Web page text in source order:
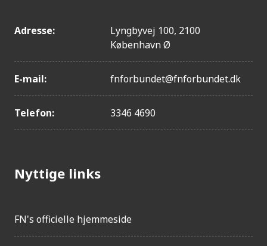
Adresse:
Lyngbyvej 100, 2100
København Ø
E-mail: fnforbundet@fnforbundet.dk
Telefon: 3346 4690
Nyttige links
FN's officielle hjemmeside